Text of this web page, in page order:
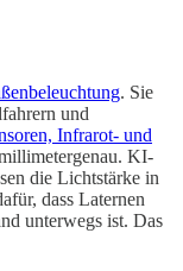
. Sie
und
Infrarot- und
KI-
die Lichtstärke in
dass Laternen
unterwegs ist. Das